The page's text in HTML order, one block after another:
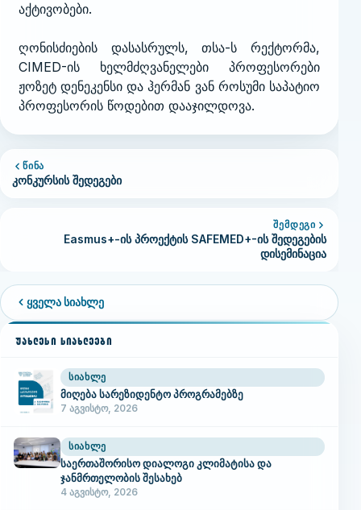
აქტივობები.
ღონისძიების დასასრულს, თსა-ს რექტორმა,
CIMED-ის ხელმძღვანელები პროფესორები
ჟოზეტ დენეკენსი და ჰერმან ვან როსუმი საპატიო
პროფესორის წოდებით დააჯილდოვა.
ᲬᲘᲜᲐ
კონკურსის შედეგები
ᲨᲔᲛᲓᲔᲒᲘ
Easmus+-ის პროექტის SAFEMED+-ის შედეგების
დისემინაცია
ყველა სიახლე
ᲣᲐᲮᲚᲔᲡᲘ ᲡᲘᲐᲮᲚᲔᲔᲑᲘ
ᲡᲘᲐᲮᲚᲔ
მიღება სარეზიდენტო პროგრამებზე
7 აგვისტო, 2026
ᲡᲘᲐᲮᲚᲔ
საერთაშორისო დიალოგი კლიმატისა და
ჯანმრთელობის შესახებ
4 აგვისტო, 2026